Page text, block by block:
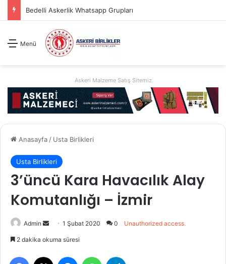
2026 Jandarma Uzman Erbaş Basvuru Kılavuzu
Menü
Askeri Malzeme Satış Sitemiz
Anasayfa / Usta Birlikleri
Usta Birlikleri
3’üncü Kara Havacılık Alay
Komutanlığı – İzmir
Admin
Bir
göndermek
1 Şubat 2020 0 Unauthorized access.
2 dakika okuma süresi
Facebook MessengerWhatsApp